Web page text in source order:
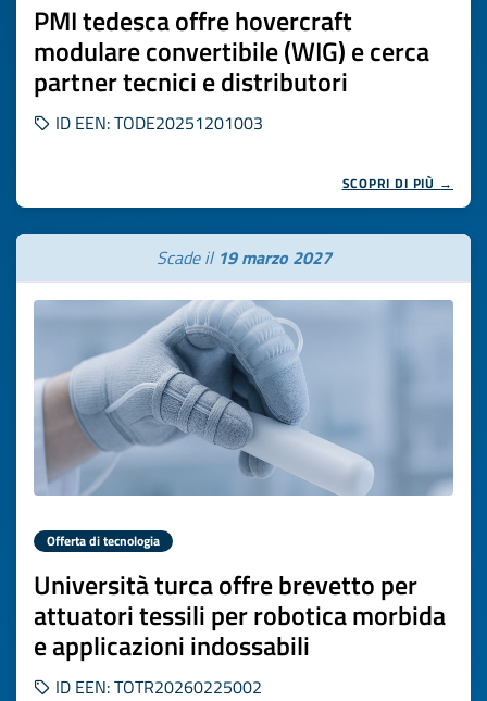
PMI tedesca offre hovercraft
modulare convertibile (WIG) e cerca
partner tecnici e distributori
ID EEN: TODE20251201003
SCOPRI DI PIÙ →
Scade il 19 marzo 2027
Offerta di tecnologia
Università turca offre brevetto per
attuatori tessili per robotica morbida
e applicazioni indossabili
ID EEN: TOTR20260225002